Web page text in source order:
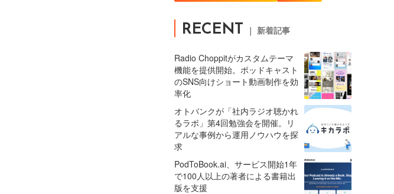
RECENT ｜ 新着記事
Radio Choppitがカスタムテーマ
機能を提供開始。ポッドキャスト
のSNS向けショート動画制作を効
率化
オトバンクが「社内ラジオ聴かれ
るラボ」第4回勉強会を開催。リ
アルな事例から運用ノウハウを探
求
PodToBook.ai、サービス開始1年
で100人以上の著者による書籍出
版を支援